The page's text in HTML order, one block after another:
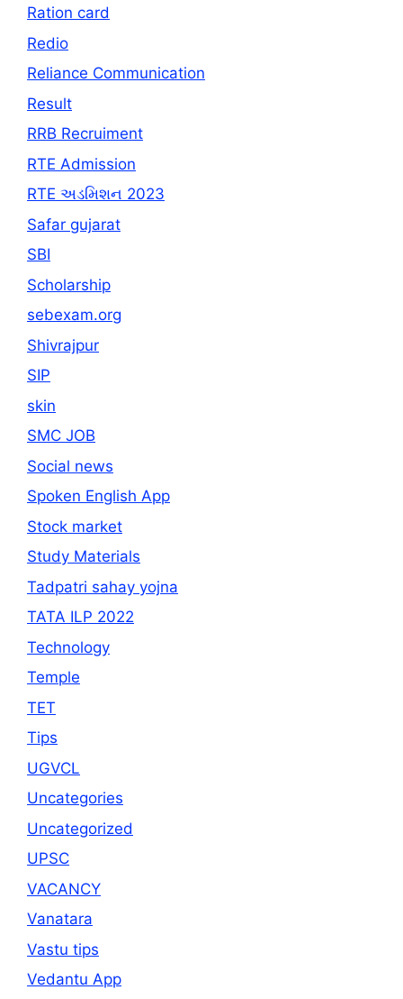
Ration card
Redio
Reliance Communication
Result
RRB Recruiment
RTE Admission
RTE અડમિશન 2023
Safar gujarat
SBI
Scholarship
sebexam.org
Shivrajpur
SIP
skin
SMC JOB
Social news
Spoken English App
Stock market
Study Materials
Tadpatri sahay yojna
TATA ILP 2022
Technology
Temple
TET
Tips
UGVCL
Uncategories
Uncategorized
UPSC
VACANCY
Vanatara
Vastu tips
Vedantu App